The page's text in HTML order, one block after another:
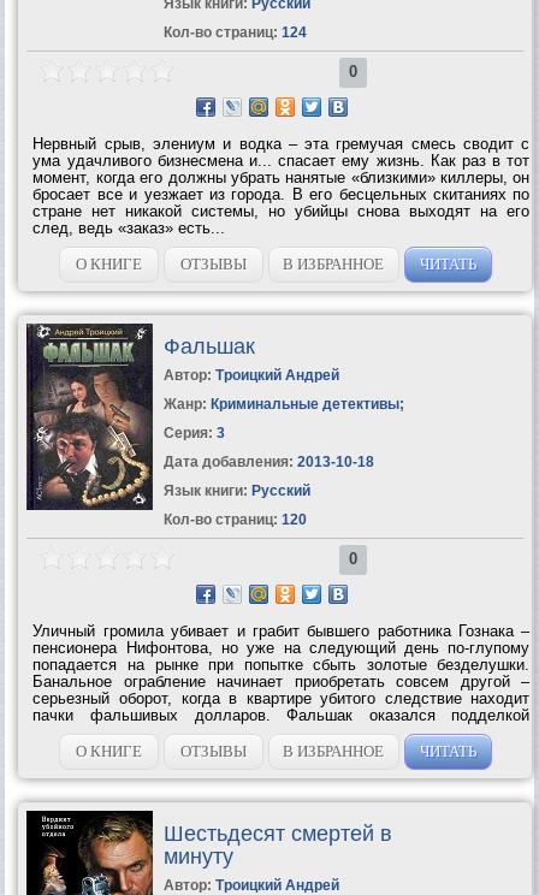
Язык книги: Русский
Кол-во страниц: 124
0
Нервный срыв, элениум и водка – эта гремучая смесь сводит с
ума удачливого бизнесмена и... спасает ему жизнь. Как раз в тот
момент, когда его должны убрать нанятые «близкими» киллеры, он
бросает все и уезжает из города. В его бесцельных скитаниях по
стране нет никакой системы, но убийцы снова выходят на его
след, ведь «заказ» есть...
О КНИГЕ
ОТЗЫВЫ В ИЗБРАННОЕ ЧИТАТЬ
Фальшак
Автор: Троицкий Андрей
Жанр: Криминальные детективы;
Серия: 3
Дата добавления: 2013-10-18
Язык книги: Русский
Кол-во страниц: 120
0
Уличный громила убивает и грабит бывшего работника Гознака –
пенсионера Нифонтова, но уже на следующий день по-глупому
попадается на рынке при попытке сбыть золотые безделушки.
Банальное ограбление начинает приобретать совсем другой –
серьезный оборот, когда в квартире убитого следствие находит
пачки фальшивых долларов. Фальшак оказался подделкой
высочайшего класса. В запутанную историю по воле случая
оказался втянутым ни в...
О КНИГЕ ОТЗЫВЫ В ИЗБРАННОЕ ЧИТАТЬ
Шестьдесят смертей в
минуту
Автор: Троицкий Андрей